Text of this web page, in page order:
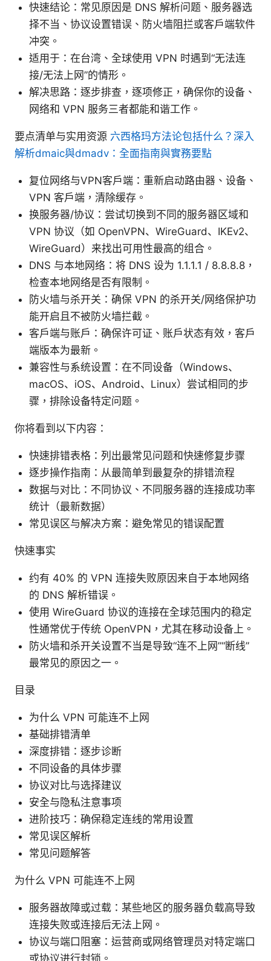
快速结论：常见原因是 DNS 解析问题、服务器选
择不当、协议设置错误、防火墙阻拦或客户端软件
冲突。
适用于：在台湾、全球使用 VPN 时遇到“无法连
接/无法上网”的情形。
解决思路：逐步排查，逐项修正，确保你的设备、
网络和 VPN 服务三者都能和谐工作。
要点清单与实用资源 六西格玛方法论包括什么？深入
解析dmaic與dmadv：全面指南與實務要點
复位网络与VPN客户端：重新启动路由器、设备、
VPN 客户端，清除缓存。
换服务器/协议：尝试切换到不同的服务器区域和
VPN 协议（如 OpenVPN、WireGuard、IKEv2、
WireGuard）来找出可用性最高的组合。
DNS 与本地网络：将 DNS 设为 1.1.1.1 / 8.8.8.8，
检查本地网络是否有限制。
防火墙与杀开关：确保 VPN 的杀开关/网络保护功
能开启且不被防火墙拦截。
客户端与账户：确保许可证、账户状态有效，客户
端版本为最新。
兼容性与系统设置：在不同设备（Windows、
macOS、iOS、Android、Linux）尝试相同的步
骤，排除设备特定问题。
你将看到以下内容：
快速排错表格：列出最常见问题和快速修复步骤
逐步操作指南：从最简单到最复杂的排错流程
数据与对比：不同协议、不同服务器的连接成功率
统计（最新数据）
常见误区与解决方案：避免常见的错误配置
快速事实
约有 40% 的 VPN 连接失败原因来自于本地网络
的 DNS 解析错误。
使用 WireGuard 协议的连接在全球范围内的稳定
性通常优于传统 OpenVPN，尤其在移动设备上。
防火墙和杀开关设置不当是导致“连不上网”“断线”
最常见的原因之一。
目录
为什么 VPN 可能连不上网
基础排错清单
深度排错：逐步诊断
不同设备的具体步骤
协议对比与选择建议
安全与隐私注意事项
进阶技巧：确保稳定连线的常用设置
常见误区解析
常见问题解答
为什么 VPN 可能连不上网
服务器故障或过载：某些地区的服务器负载高导致
连接失败或连接后无法上网。
协议与端口阻塞：运营商或网络管理员对特定端口
或协议进行封锁。